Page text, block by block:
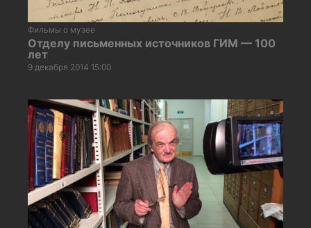
Фильмы о музее
Отделу письменных источников ГИМ — 100
лет
9 декабря 2014 15:00